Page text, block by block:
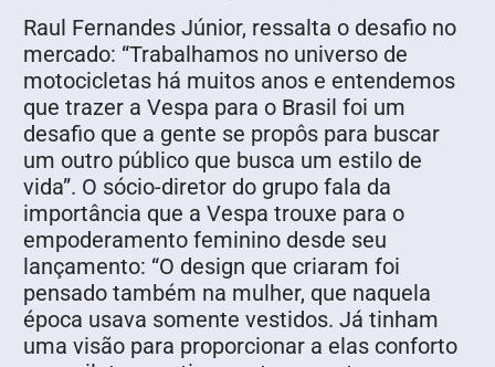
Raul Fernandes Júnior, ressalta o desafio no
mercado: “Trabalhamos no universo de
motocicletas há muitos anos e entendemos
que trazer a Vespa para o Brasil foi um
desafio que a gente se propôs para buscar
um outro público que busca um estilo de
vida”. O sócio-diretor do grupo fala da
importância que a Vespa trouxe para o
empoderamento feminino desde seu
lançamento: “O design que criaram foi
pensado também na mulher, que naquela
época usava somente vestidos. Já tinham
uma visão para proporcionar a elas conforto